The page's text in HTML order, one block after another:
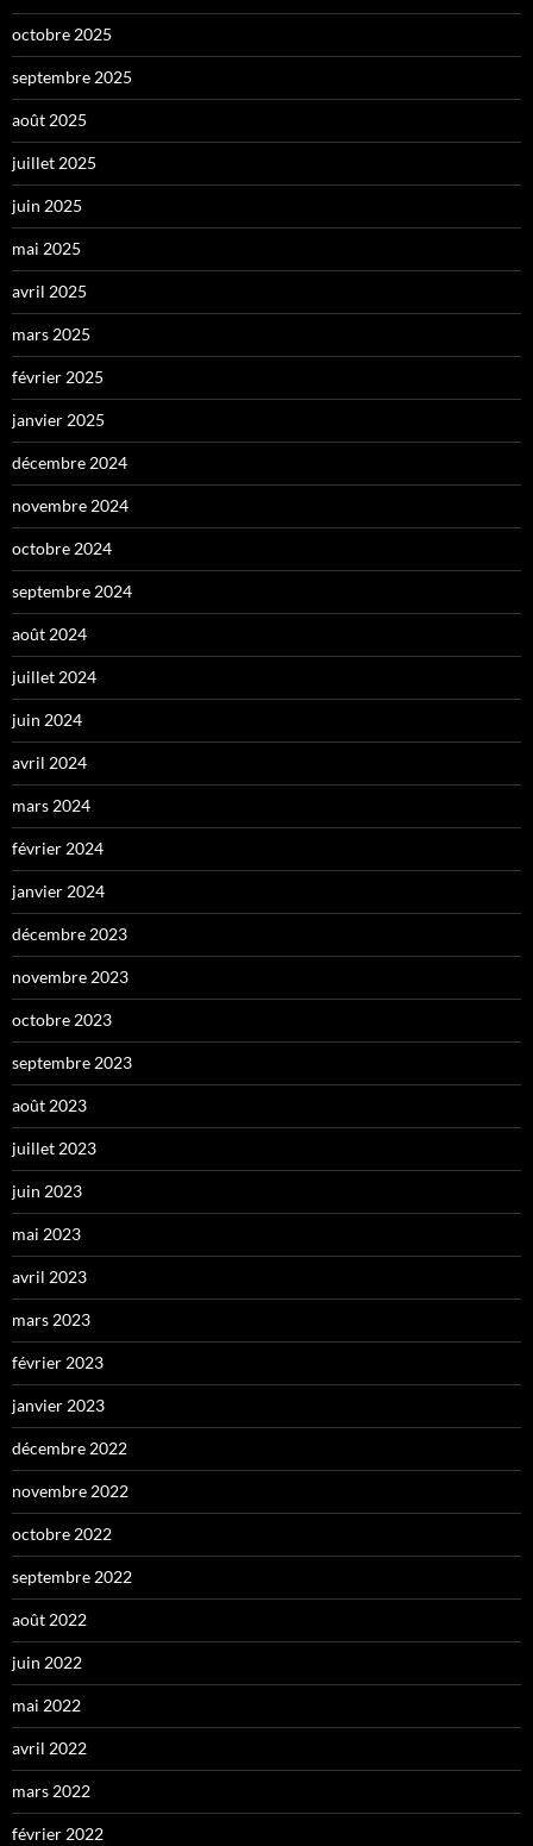
octobre 2025
septembre 2025
août 2025
juillet 2025
juin 2025
mai 2025
avril 2025
mars 2025
février 2025
janvier 2025
décembre 2024
novembre 2024
octobre 2024
septembre 2024
août 2024
juillet 2024
juin 2024
avril 2024
mars 2024
février 2024
janvier 2024
décembre 2023
novembre 2023
octobre 2023
septembre 2023
août 2023
juillet 2023
juin 2023
mai 2023
avril 2023
mars 2023
février 2023
janvier 2023
décembre 2022
novembre 2022
octobre 2022
septembre 2022
août 2022
juin 2022
mai 2022
avril 2022
mars 2022
février 2022